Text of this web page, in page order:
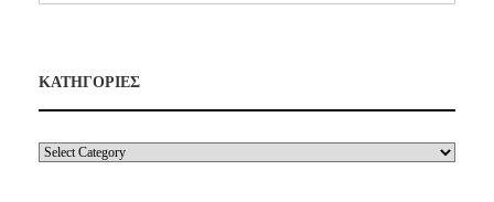
ΚΑΤΗΓΟΡΙΕΣ